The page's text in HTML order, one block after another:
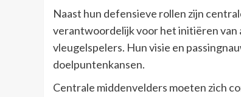
Naast hun defensieve rollen zijn
verantwoordelijk voor het initiëren van
vleugelspelers. Hun visie en
doelpuntenkansen.
Centrale middenvelders moeten zich